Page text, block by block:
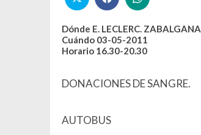
Dónde E. LECLERC. ZABALGANA
Cuándo 03-05-2011
Horario 16.30-20.30
DONACIONES DE SANGRE.
AUTOBUS